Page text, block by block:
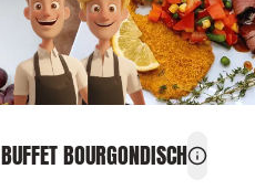
BUFFET BOURGONDISCH